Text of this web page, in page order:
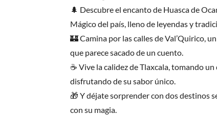
🌲 Descubre el encanto de Huasca de
Mágico del país, lleno de leyendas y
🏰 Camina por las calles de Val’Quirico,
que parece sacado de un cuento.
☕ Vive la calidez de Tlaxcala, tomando un
disfrutando de su sabor único.
🎁 Y déjate sorprender con dos destinos
con su magia.